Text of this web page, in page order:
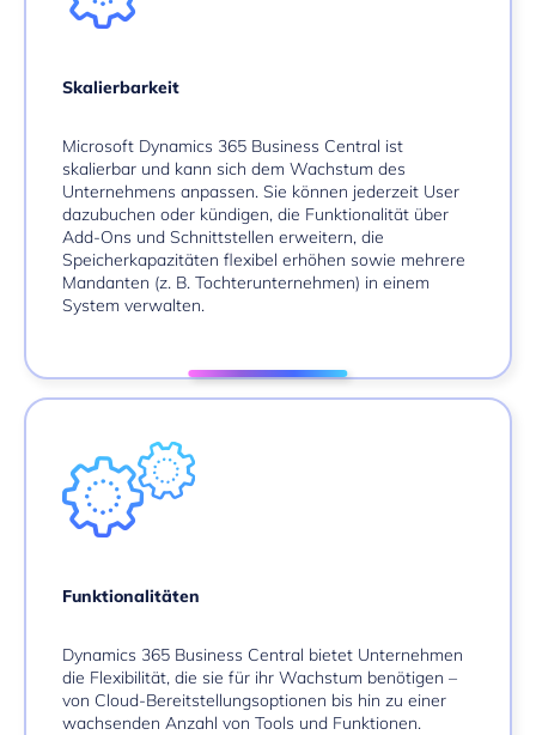
Skalierbarkeit
Microsoft Dynamics 365 Business Central ist
skalierbar und kann sich dem Wachstum des
Unternehmens anpassen. Sie können jederzeit User
dazubuchen oder kündigen, die Funktionalität über
Add-Ons und Schnittstellen erweitern, die
Speicherkapazitäten flexibel erhöhen sowie mehrere
Mandanten (z. B. Tochterunternehmen) in einem
System verwalten.
Funktionalitäten
Dynamics 365 Business Central bietet Unternehmen
die Flexibilität, die sie für ihr Wachstum benötigen –
von Cloud-Bereitstellungsoptionen bis hin zu einer
wachsenden Anzahl von Tools und Funktionen.